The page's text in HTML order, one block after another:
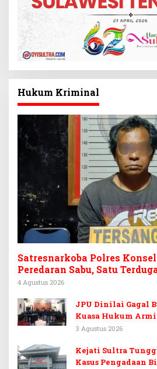
Hukum Kriminal
Satresnarkoba Polres
Peredaran Sabu, Satu
Tinanggea Ditangkap
4 Agustus 2026
JPU Dinilai Gagal
Kuasa Hukum
Pledoi dan Minta
3 Agustus 2026
Kejati Sultra
Kasus Pengadaan